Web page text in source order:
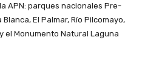
APN: parques nacionales Pre-
El Palmar, Río Pilcomayo,
el Monumento Natural Laguna